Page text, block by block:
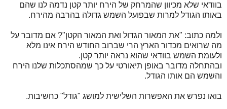
בוודאי שלא מכיוון שהמרחק של הירח יותר קטן נדמה לנו שהם
באותו הגודל למרות שבפועל השמש גדולה בהרבה מהירח.
ולמה כתוב: "את המאור הגדול ואת המאור הקטן"? אם מדובר על
מה שרואים מכדור הארץ הרי שברוב החודש הירח אינו מלא
ולעומת השמש בוודאי שהוא נראה יותר קטן.
ובהתחלה מדובר באופן תיאורטי על כך שמהסתכלות שלנו הירח
והשמש הם אותו הגודל.
בואו נפרש את האפשרות השלישית למושג "גודל" כחשיבות.